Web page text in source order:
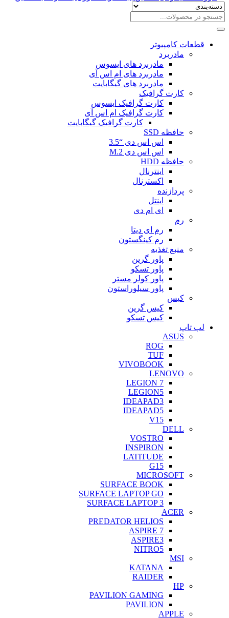
قطعات کامپیوتر
مادربرد
مادربرد های ایسوس
مادربرد های ام اس آی
مادربرد های گیگابایت
کارت گرافیک
کارت گرافیک ایسوس
کارت گرافیک ام اس آی
کارت گرافیک گیگابایت
حافظه SSD
اس اس دی “3.5
اس اس دی M.2
حافظه HDD
اینترنال
اکسترنال
پردازنده
اینتل
ای ام دی
رم
رم ای دیتا
رم کینگستون
منبع تغذیه
پاور گرین
پاور تسکو
پاور کولر مستر
پاور سیلوراستون
کیس
کیس گرین
کیس تسکو
لپ تاپ
ASUS
ROG
TUF
VIVOBOOK
LENOVO
LEGION 7
LEGION5
IDEAPAD3
IDEAPAD5
V15
DELL
VOSTRO
INSPIRON
LATITUDE
G15
MICROSOFT
SURFACE BOOK
SURFACE LAPTOP GO
SURFACE LAPTOP 3
ACER
PREDATOR HELIOS
ASPIRE 7
ASPIRE3
NITRO5
MSI
KATANA
RAIDER
HP
PAVILION GAMING
PAVILION
APPLE